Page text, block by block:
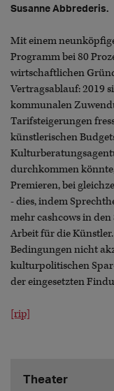
Susanne Abbrederis.
Mit einem
Programm bei 80
wirtschaftlichen
Vertragsablauf: 2019
kommunalen
Tarifsteigerungen
künstlerischen
durchkommen
Premieren, bei
- dies, indem
mehr cashcows in
Arbeit für die
Bedingungen nicht
kulturpolitischen
der eingesetzten
[rip]
Theater